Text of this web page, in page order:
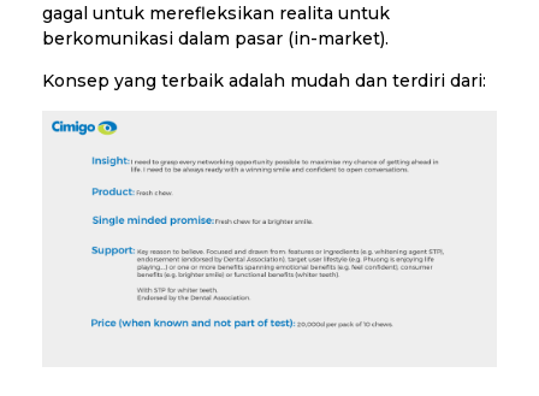
gagal untuk merefleksikan realita untuk
berkomunikasi dalam pasar (in-market).
Konsep yang terbaik adalah mudah dan terdiri dari: